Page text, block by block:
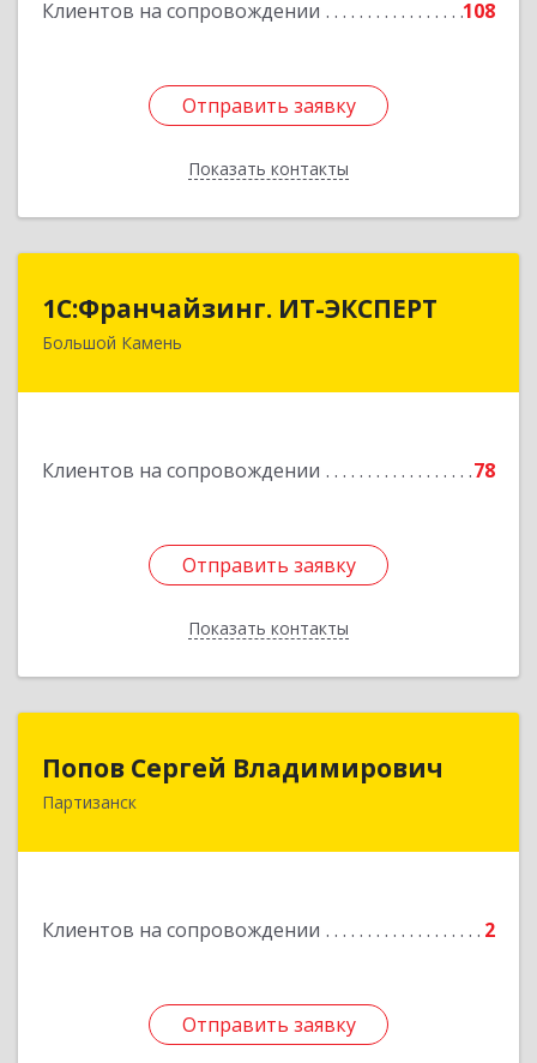
Клиентов на сопровождении 108
Отправить заявку
Показать контакты
Отправить заявку
Назад
1С:Франчайзинг. ИТ-ЭКСПЕРТ
Большой Камень
Клиентов на сопровождении 78
Отправить заявку
Показать контакты
1С:Франчайзинг. ИТ-ЭКСПЕРТ
692806, Приморский край, Большой Камень г,
Отправить заявку
Назад
Попов Сергей Владимирович
Партизанск
Клиентов на сопровождении 2
Отправить заявку
Попов Сергей Владимирович
692922, Приморский край, г. Находка, ул.
Отправить заявку